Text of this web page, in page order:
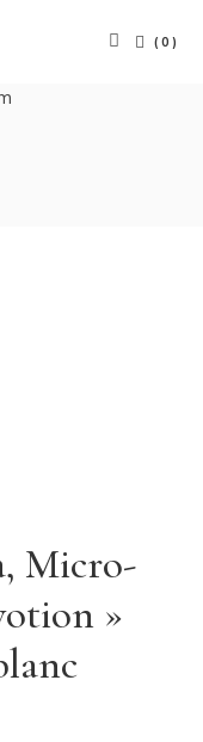
(0)
Micro-
»